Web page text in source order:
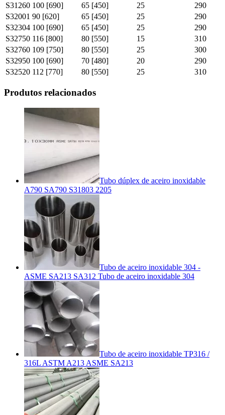
S31260 100 [690] 65 [450] 25
290
S32001 90 [620] 65 [450] 25
290
S32304 100 [690] 65 [450] 25
290
S32750 116 [800] 80 [550] 15
310
S32760 109 [750] 80 [550] 25
300
S32950 100 [690] 70 [480] 20
290
S32520 112 [770] 80 [550] 25 310
Produtos relacionados
Tubo dúplex de aceiro inoxidable
A790 SA790 S31803 2205
Tubo de aceiro inoxidable 304 -
ASME SA213 SA312 Tubo de aceiro inoxidable 304
Tubo de aceiro inoxidable TP316 /
316L ASTM A213 ASME SA213